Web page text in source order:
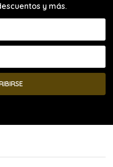
y más.